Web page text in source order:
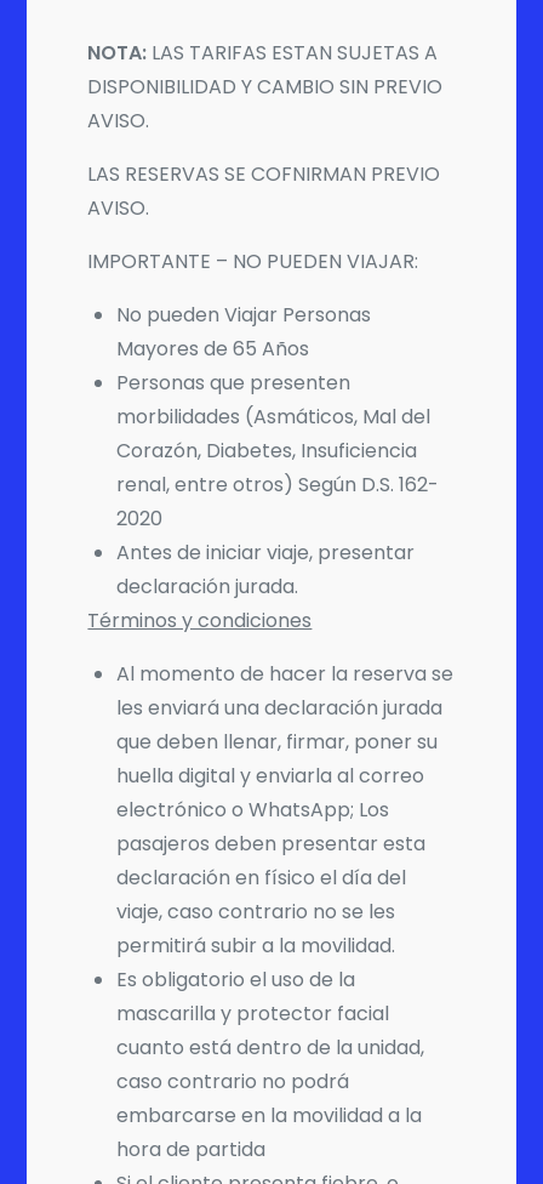
NOTA: LAS TARIFAS ESTAN SUJETAS A
DISPONIBILIDAD Y CAMBIO SIN PREVIO
AVISO.
LAS RESERVAS SE COFNIRMAN PREVIO
AVISO.
IMPORTANTE – NO PUEDEN VIAJAR:
No pueden Viajar Personas
Mayores de 65 Años
Personas que presenten
morbilidades (Asmáticos, Mal del
Corazón, Diabetes, Insuficiencia
renal, entre otros) Según D.S. 162-
2020
Antes de iniciar viaje, presentar
declaración jurada.
Términos y condiciones
Al momento de hacer la reserva se
les enviará una declaración jurada
que deben llenar, firmar, poner su
huella digital y enviarla al correo
electrónico o WhatsApp; Los
pasajeros deben presentar esta
declaración en físico el día del
viaje, caso contrario no se les
permitirá subir a la movilidad.
Es obligatorio el uso de la
mascarilla y protector facial
cuanto está dentro de la unidad,
caso contrario no podrá
embarcarse en la movilidad a la
hora de partida